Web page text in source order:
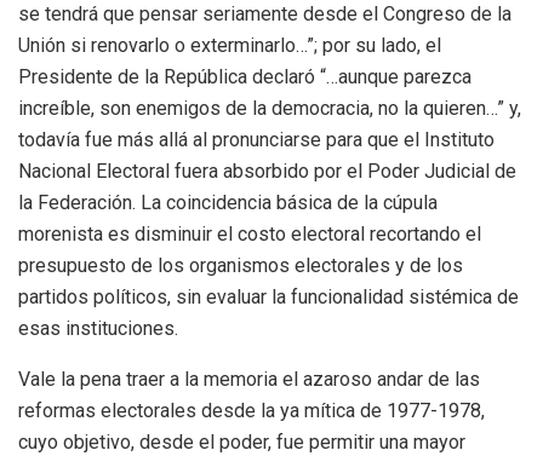
se tendrá que pensar seriamente desde el Congreso de la
Unión si renovarlo o exterminarlo…”; por su lado, el
Presidente de la República declaró “…aunque parezca
increíble, son enemigos de la democracia, no la quieren…” y,
todavía fue más allá al pronunciarse para que el Instituto
Nacional Electoral fuera absorbido por el Poder Judicial de
la Federación. La coincidencia básica de la cúpula
morenista es disminuir el costo electoral recortando el
presupuesto de los organismos electorales y de los
partidos políticos, sin evaluar la funcionalidad sistémica de
esas instituciones.
Vale la pena traer a la memoria el azaroso andar de las
reformas electorales desde la ya mítica de 1977-1978,
cuyo objetivo, desde el poder, fue permitir una mayor